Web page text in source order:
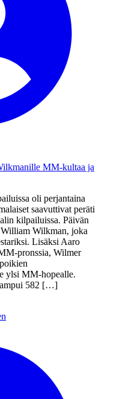
MM-kultaa ja
oli perjantaina
saavuttivat peräti
kilpailuissa. Päivän
William Wilkman, joka
Lisäksi Aaro
pronssia, Wilmer
ylsi MM-hopealle.
ampui 582 […]